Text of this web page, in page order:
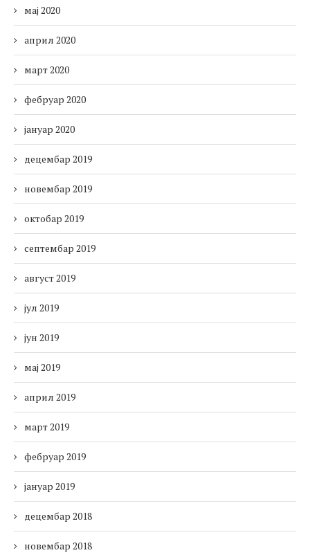
мај 2020
април 2020
март 2020
фебруар 2020
јануар 2020
децембар 2019
новембар 2019
октобар 2019
септембар 2019
август 2019
јул 2019
јун 2019
мај 2019
април 2019
март 2019
фебруар 2019
јануар 2019
децембар 2018
новембар 2018